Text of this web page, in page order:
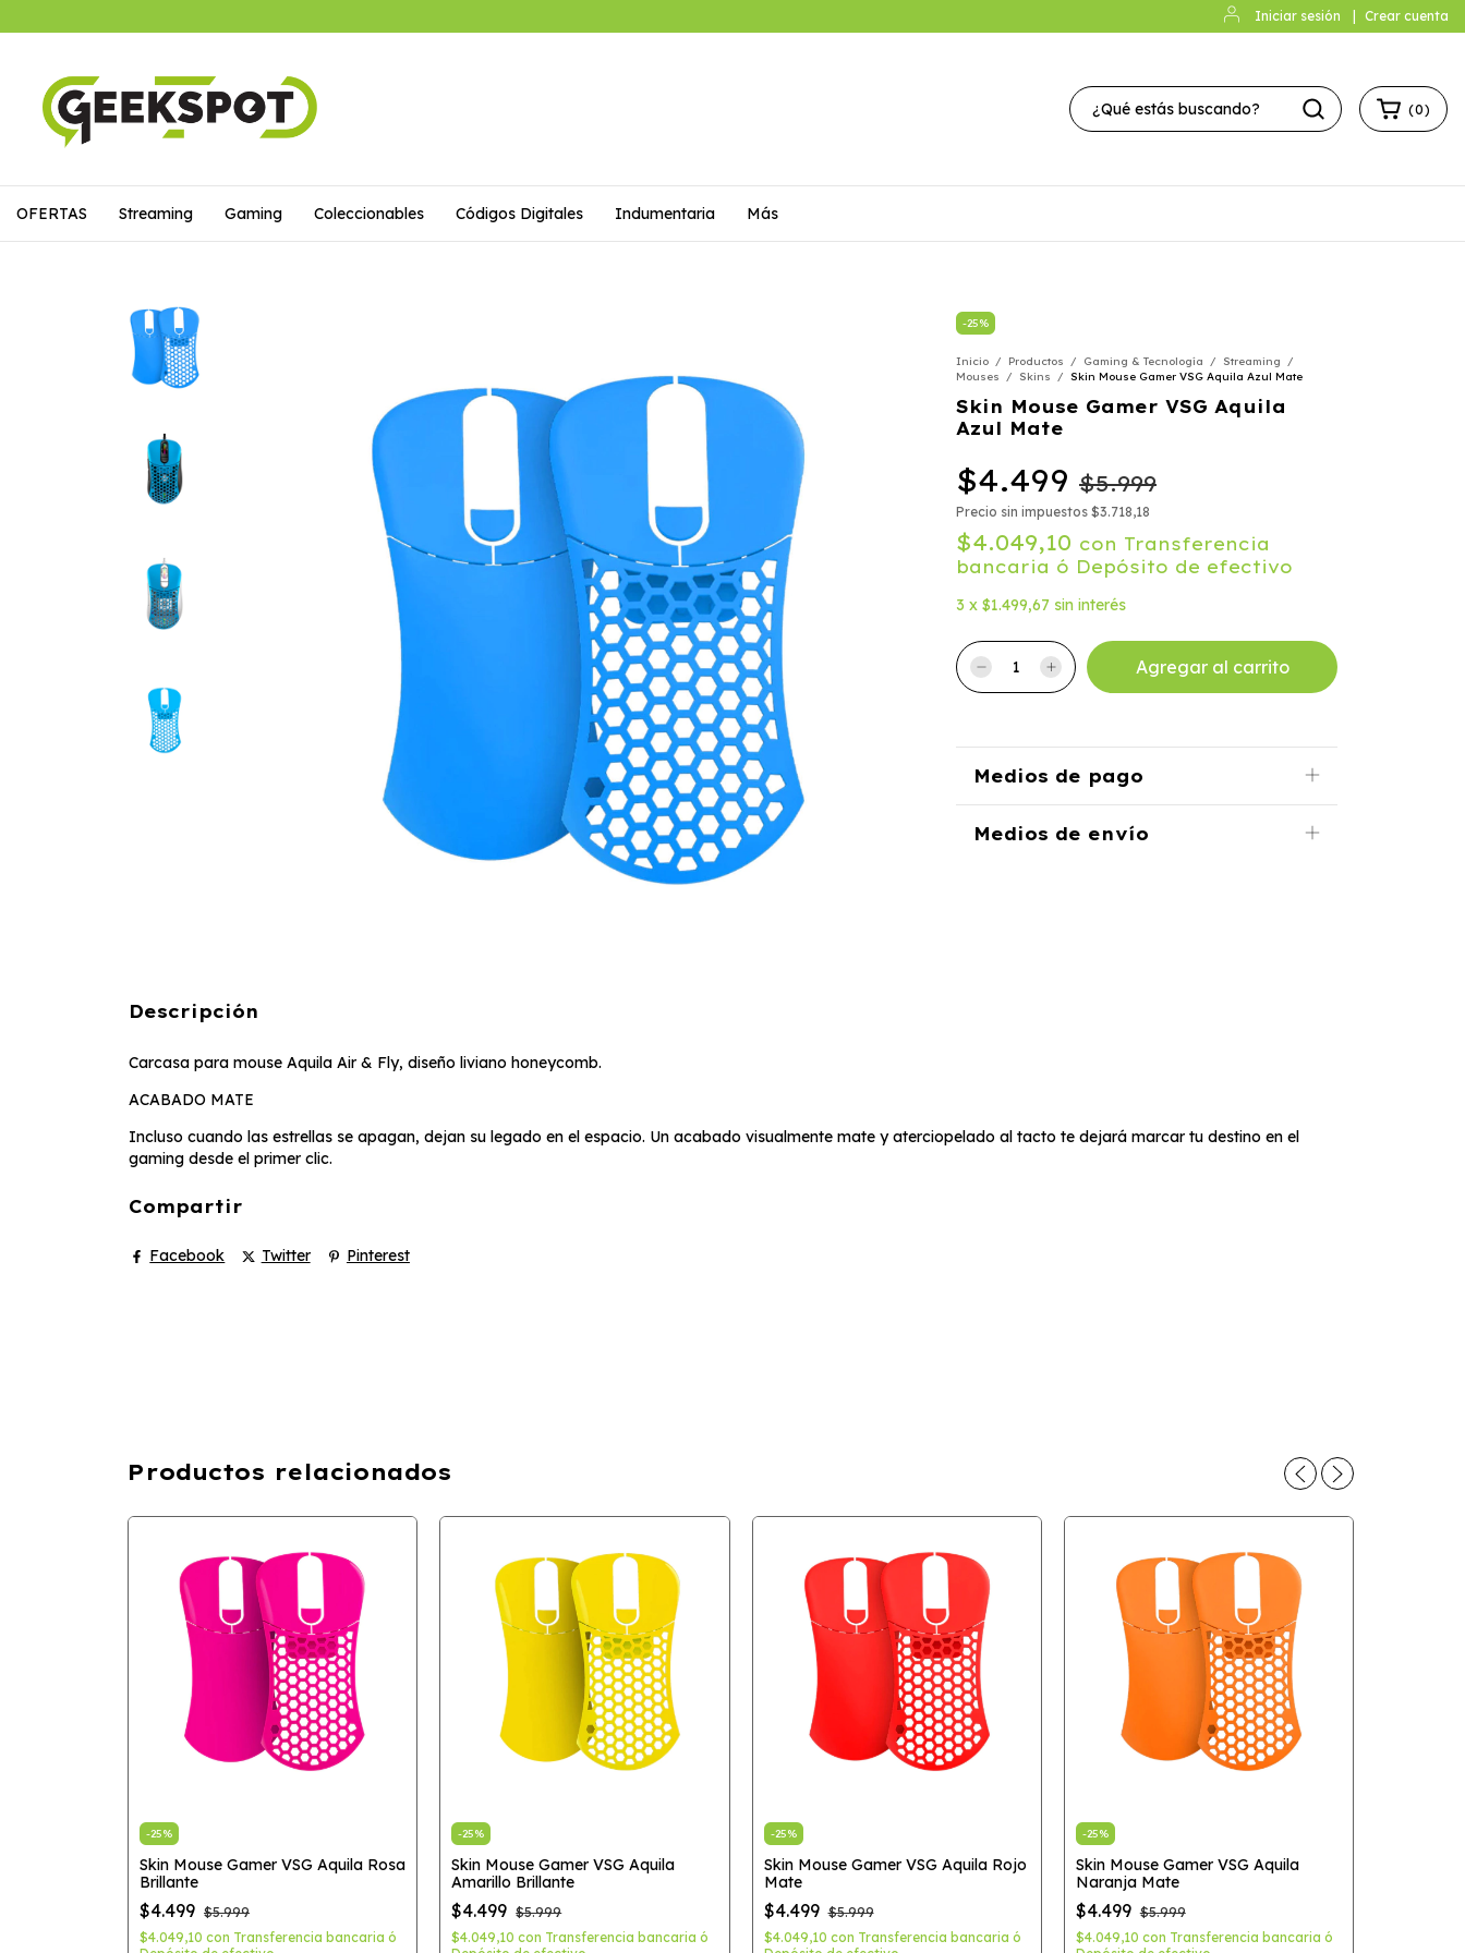
Iniciar sesión Crear cuenta
(0)
OFERTAS Streaming Gaming Coleccionables Códigos Digitales Indumentaria Más
-25%
Inicio / Productos / Gaming & Tecnología / Streaming
/
Mouses
/ Skins / Skin Mouse Gamer VSG Aquila Azul Mate
Skin Mouse Gamer VSG Aquila
Azul Mate
$4.499 $5.999
Precio sin impuestos $3.718,18
$4.049,10 con Transferencia
bancaria ó Depósito de efectivo
3 x $1.499,67 sin interés
Medios de pago
Medios de envío
Descripción
Carcasa para mouse Aquila Air & Fly, diseño liviano honeycomb.
ACABADO MATE
Incluso cuando las estrellas se apagan, dejan su legado en el espacio. Un acabado visualmente mate y aterciopelado al tacto te dejará marcar tu destino en el
gaming desde el primer clic.
Compartir
Facebook Twitter Pinterest
Productos relacionados
-25%
Skin Mouse Gamer VSG Aquila Rosa
Brillante
$4.499 $5.999
$4.049,10 con Transferencia bancaria ó
-25%
Skin Mouse Gamer VSG Aquila
Amarillo Brillante
$4.499 $5.999
$4.049,10con Transferencia bancaria ó
-25%
Skin Mouse Gamer VSG Aquila Rojo
Mate
$4.499 $5.999
$4.049,10 con Transferencia bancaria ó
-25%
Skin Mouse Gamer VSG Aquila
Naranja Mate
$4.499 $5.999
$4.049,10 con Transferencia bancaria ó